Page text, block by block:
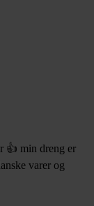
👍 min dreng er
varer og